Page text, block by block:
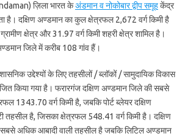
ज़िला भारत केअंडमान व नोकोबार द्वीप समूहकेंद्र
है। दक्षिण अण्डमान का कुल क्षेत्रफल 2,672 वर्ग किमी है
क्षेत्र और 31.97 वर्ग किमी शहरी क्षेत्र शामिल है।
जिले में करीब 108 गांव हैं।
उद्देश्यों के लिए तहसीलों / ब्लॉकों / सामुदायिक विकास
किया गया है। फरारगंज दक्षिण अण्डमान जिले की सबसे
1343.70 वर्ग किमी है, जबकि पोर्ट ब्लेयर दक्षिण
तहसील है, जिसका क्षेत्रफल 548.41 वर्ग किमी है। दक्षिण
सबसे अधिक आबादी वाली तहसील है जबकि लिटिल अण्डमान